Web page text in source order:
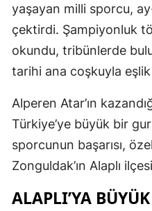
yaşayan milli sporcu,
çektirdi. Şampiyonluk
okundu, tribünlerde
tarihi ana coşkuyla
Alperen Atar’ın
Türkiye’ye büyük bir
sporcunun başarısı,
Zonguldak’ın Alaplı
ALAPLI’YA